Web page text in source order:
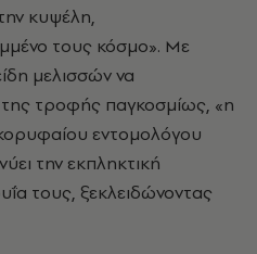
κυψέλη,
τους κόσμο». Με
μελισσών να
της τροφής παγκοσμίως, «η
εντομολόγου
την εκπληκτική
τους, ξεκλειδώνοντας